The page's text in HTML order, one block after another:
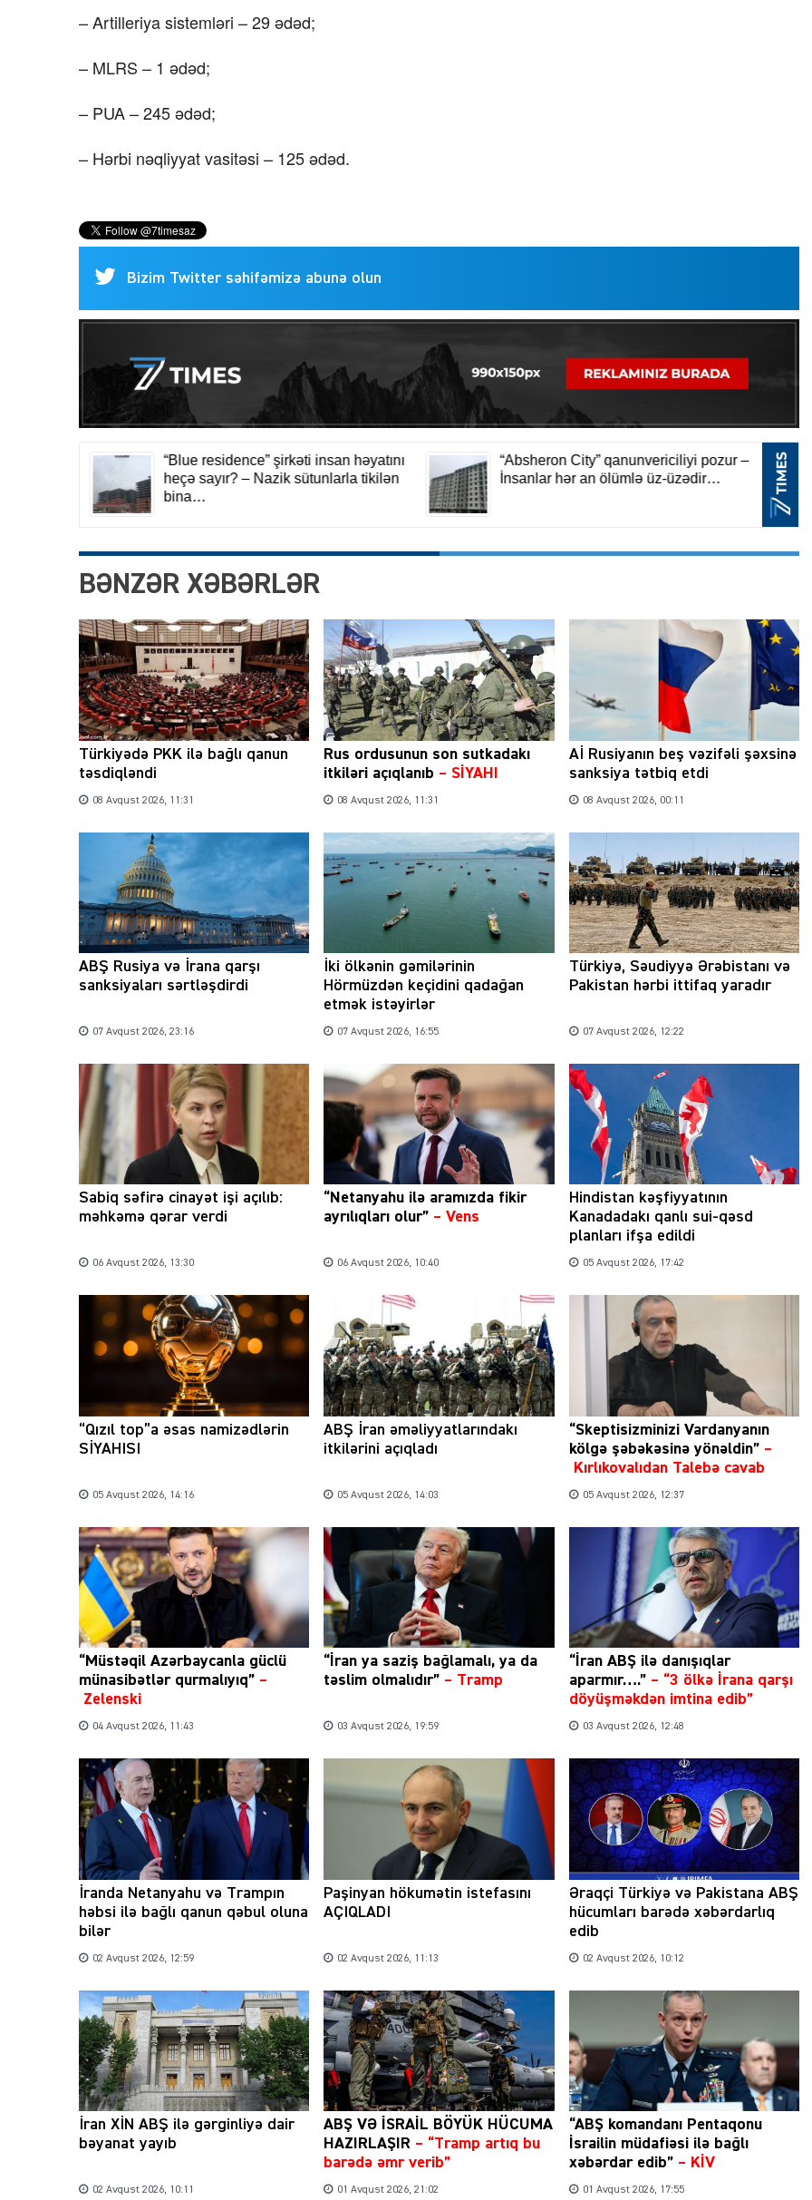
– Artilleriya sistemləri – 29 ədəd;
– MLRS – 1 ədəd;
– PUA – 245 ədəd;
– Hərbi nəqliyyat vasitəsi – 125 ədəd.
Bizim Twitter səhifəmizə abunə olun
BƏNZƏR XƏBƏRLƏR
Türkiyədə PKK ilə bağlı qanun
təsdiqləndi
08 Avqust 2026, 11:31
Rus ordusunun son sutkadakı
itkiləri açıqlanıb –SİYAHI
08 Avqust 2026, 11:31
Aİ Rusiyanın beş vəzifəli şəxsinə
sanksiya tətbiq etdi
08 Avqust 2026, 00:11
ABŞ Rusiya və İrana qarşı
sanksiyaları sərtləşdirdi
07 Avqust 2026, 23:16
İki ölkənin gəmilərinin
Hörmüzdən keçidini qadağan
etmək istəyirlər
07 Avqust 2026, 16:55
Türkiyə, Səudiyyə Ərəbistanı və
Pakistan hərbi ittifaq yaradır
07 Avqust 2026, 12:22
Sabiq səfirə cinayət işi açılıb:
məhkəmə qərar verdi
06 Avqust 2026, 13:30
“Netanyahu ilə aramızda fikir
ayrılıqları olur” –Vens
06 Avqust 2026, 10:40
Hindistan kəşfiyyatının
Kanadadakı qanlı sui-qəsd
planları ifşa edildi
05 Avqust 2026, 17:42
“Qızıl top”a əsas namizədlərin
SİYAHISI
05 Avqust 2026, 14:16
ABŞ İran əməliyyatlarındakı
itkilərini açıqladı
05 Avqust 2026, 14:03
“Skeptisizminizi Vardanyanın
kölgə şəbəkəsinə yönəldin” –
Kırlıkovalıdan Talebə cavab
05 Avqust 2026, 12:37
“Müstəqil Azərbaycanla güclü
münasibətlər qurmalıyıq” –
Zelenski
04 Avqust 2026, 11:43
“İran ya saziş bağlamalı, ya da
təslim olmalıdır” – Tramp
03 Avqust 2026, 19:59
“İran ABŞ ilə danışıqlar
aparmır….” – “3 ölkə İrana qarşı
döyüşməkdən imtina edib”
03 Avqust 2026, 12:48
İranda Netanyahu və Trampın
həbsi ilə bağlı qanun qəbul oluna
bilər
02 Avqust 2026, 12:59
Paşinyan hökumətin istefasını
AÇIQLADI
02 Avqust 2026, 11:13
Əraqçi Türkiyə və Pakistana ABŞ
hücumları barədə xəbərdarlıq
edib
02 Avqust 2026, 10:12
İran XİN ABŞ ilə gərginliyə dair
bəyanat yayıb
02 Avqust 2026, 10:11
ABŞ VƏ İSRAİL BÖYÜK HÜCUMA
HAZIRLAŞIR – “Tramp artıq bu
barədə əmr verib”
01 Avqust 2026, 21:02
“ABŞ komandanı Pentaqonu
İsrailin müdafiəsi ilə bağlı
xəbərdar edib”– KİV
01 Avqust 2026, 17:55
Şəhərsalma ili və qanunsuz tikintilər:
nəzarət mexanizmi haradadır?
01 İyun 2026, 11:28